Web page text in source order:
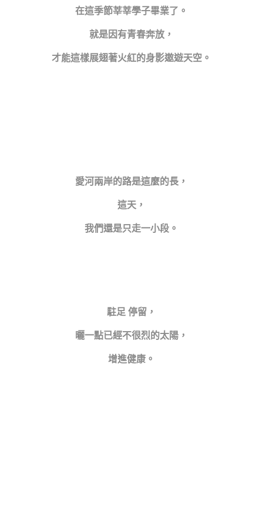
在這季節莘莘學子畢業了。
就是因有青春奔放，
才能這樣展翅著火紅的身影遨遊天空。
愛河兩岸的路是這麼的長，
這天，
我們還是只走一小段。
駐足 停留，
曬一點已經不很烈的太陽，
增進健康。